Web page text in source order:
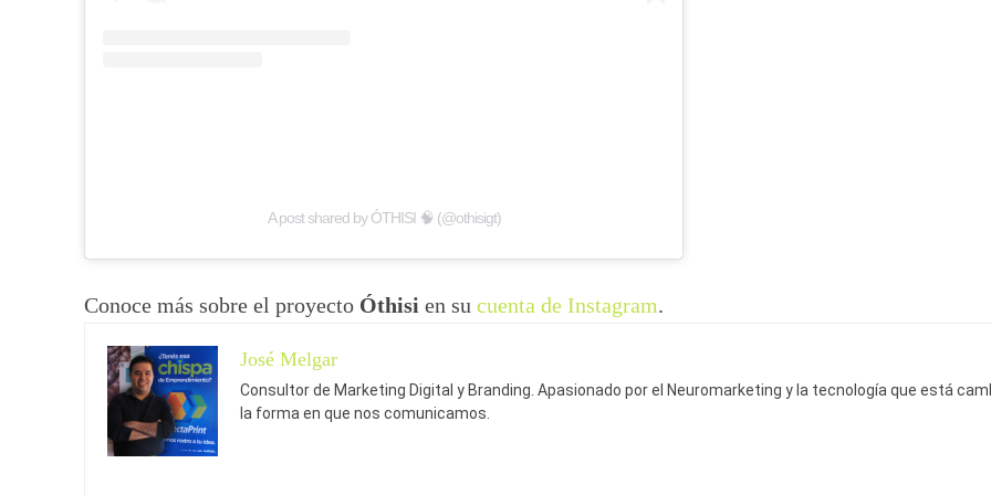
A post shared by ÓTHISI 🧠 (@othisigt)
Conoce más sobre el proyecto Óthisi en su cuenta de Instagram.
José Melgar
Consultor de Marketing Digital y Branding. Apasionado por el Neuromarketing y la tecnología que está
la forma en que nos comunicamos.